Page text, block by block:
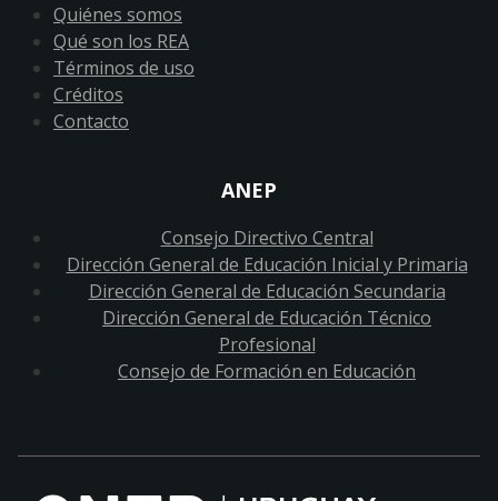
Quiénes somos
Qué son los REA
Términos de uso
Créditos
Contacto
ANEP
Consejo Directivo Central
Dirección General de Educación Inicial y Primaria
Dirección General de Educación Secundaria
Dirección General de Educación Técnico
Profesional
Consejo de Formación en Educación